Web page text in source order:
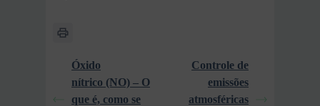
Óxido
nítrico (NO) – O
que é, como se
Controle de
emissões
atmosféricas